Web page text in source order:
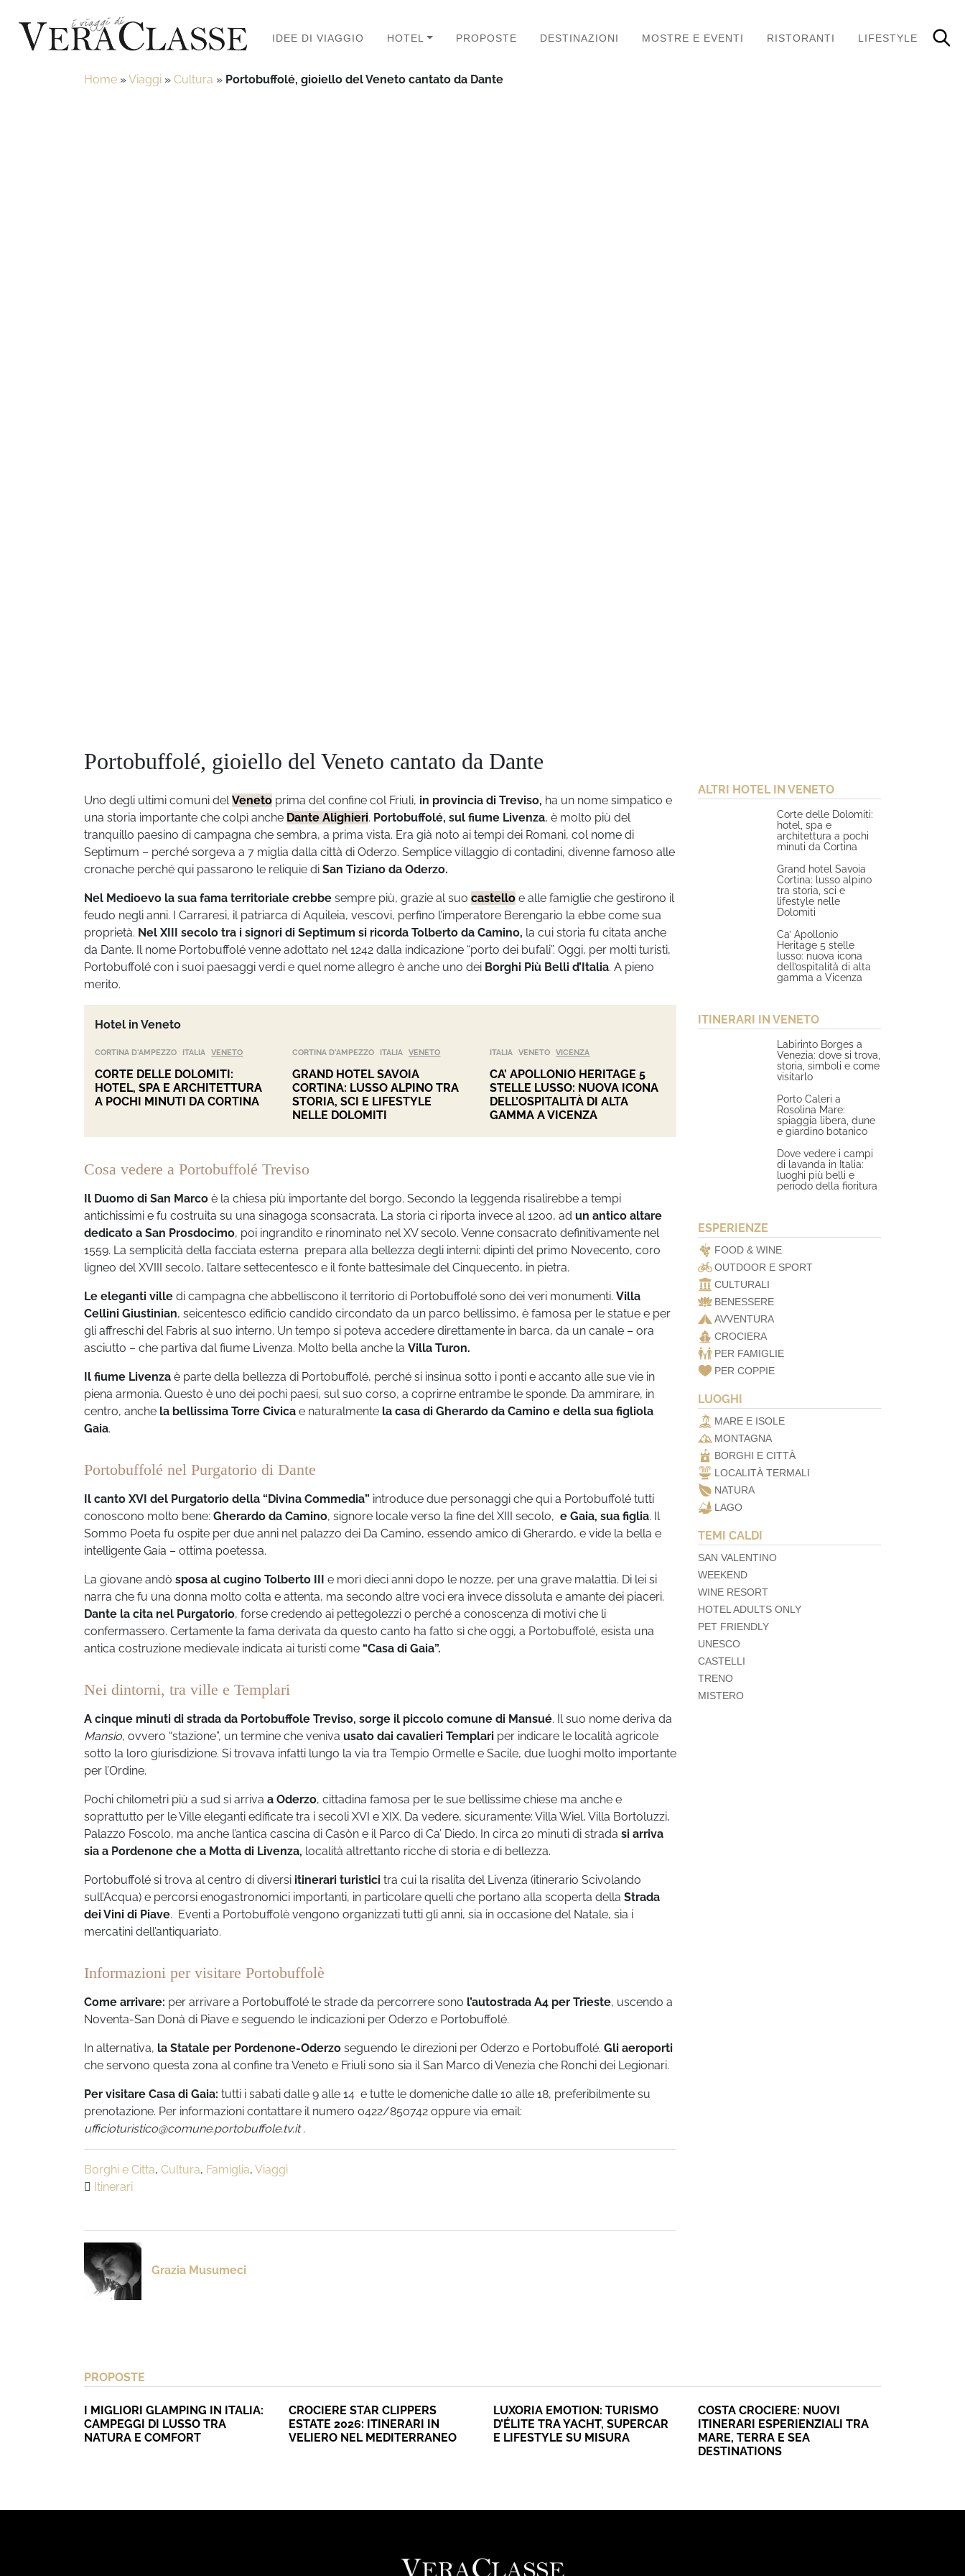
IDEE DI VIAGGIO HOTEL PROPOSTE DESTINAZIONI MOSTRE E EVENTI RISTORANTI LIFESTYLE
Home »Viaggi » Cultura » Portobuffolé, gioiello del Veneto cantato da Dante
Portobuffolé, gioiello del Veneto cantato da Dante
Uno degli ultimi comuni delVeneto prima del confine col Friuli, in provincia di Treviso, ha un nome simpatico e
una storia importante che colpì anche Dante Alighieri. Portobuffolé, sul fiume Livenza, è molto più del
tranquillo paesino di campagna che sembra, a prima vista. Era già noto ai tempi dei Romani, col nome di
Septimum – perché sorgeva a 7 miglia dalla città di Oderzo. Semplice villaggio di contadini, divenne famoso alle
cronache perché qui passarono le reliquie di San Tiziano da Oderzo.
Nel Medioevo la sua fama territoriale crebbe sempre più, grazie al suo castello e alle famiglie che gestirono il
feudo negli anni. I Carraresi, il patriarca di Aquileia, vescovi, perfino l’imperatore Berengario la ebbe come sua
proprietà. Nel XIII secolo tra i signori di Septimum si ricorda Tolberto da Camino, la cui storia fu citata anche
da Dante. Il nome Portobuffolé venne adottato nel 1242 dalla indicazione “porto dei bufali”. Oggi, per molti turisti,
Portobuffolé con i suoi paesaggi verdi e quel nome allegro è anche uno dei Borghi Più Belli d’Italia. A pieno
merito.
Hotel in Veneto
CORTINA D'AMPEZZO ITALIA VENETO
CORTE DELLE DOLOMITI:
HOTEL, SPA E ARCHITETTURA
A POCHI MINUTI DA CORTINA
CORTINA D'AMPEZZO ITALIA VENETO
GRAND HOTEL SAVOIA
CORTINA: LUSSO ALPINO TRA
STORIA, SCI E LIFESTYLE
NELLE DOLOMITI
ITALIA VENETO VICENZA
CA’ APOLLONIO HERITAGE 5
STELLE LUSSO: NUOVA ICONA
DELL’OSPITALITÀ DI ALTA
GAMMA A VICENZA
Cosa vedere a Portobuffolé Treviso
Il Duomo di San Marco è la chiesa più importante del borgo. Secondo la leggenda risalirebbe a tempi
antichissimi e fu costruita su una sinagoga sconsacrata. La storia ci riporta invece al 1200, ad un antico altare
dedicato a San Prosdocimo, poi ingrandito e rinominato nel XV secolo. Venne consacrato definitivamente nel
1559. La semplicità della facciata esterna prepara alla bellezza degli interni: dipinti del primo Novecento, coro
ligneo del XVIII secolo, l’altare settecentesco e il fonte battesimale del Cinquecento, in pietra.
Le eleganti ville di campagna che abbelliscono il territorio di Portobuffolé sono dei veri monumenti. Villa
Cellini Giustinian, seicentesco edificio candido circondato da un parco bellissimo, è famosa per le statue e per
gli affreschi del Fabris al suo interno. Un tempo si poteva accedere direttamente in barca, da un canale – ora
asciutto – che partiva dal fiume Livenza. Molto bella anche la Villa Turon.
Il fiume Livenza è parte della bellezza di Portobuffolé, perché si insinua sotto i ponti e accanto alle sue vie in
piena armonia. Questo è uno dei pochi paesi, sul suo corso, a coprirne entrambe le sponde. Da ammirare, in
centro, anche la bellissima Torre Civica e naturalmente la casa di Gherardo da Camino e della sua figliola
Gaia.
Portobuffolé nel Purgatorio di Dante
Il canto XVI del Purgatorio della “Divina Commedia” introduce due personaggi che qui a Portobuffolé tutti
conoscono molto bene: Gherardo da Camino, signore locale verso la fine del XIII secolo, e Gaia, sua figlia. Il
Sommo Poeta fu ospite per due anni nel palazzo dei Da Camino, essendo amico di Gherardo, e vide la bella e
intelligente Gaia – ottima poetessa.
La giovane andò sposa al cugino Tolberto III e morì dieci anni dopo le nozze, per una grave malattia. Di lei si
narra che fu una donna molto colta e attenta, ma secondo altre voci era invece dissoluta e amante dei piaceri.
Dante la cita nel Purgatorio, forse credendo ai pettegolezzi o perché a conoscenza di motivi che li
confermassero. Certamente la fama derivata da questo canto ha fatto sì che oggi, a Portobuffolé, esista una
antica costruzione medievale indicata ai turisti come “Casa di Gaia”.
Nei dintorni, tra ville e Templari
A cinque minuti di strada da Portobuffole Treviso, sorge il piccolo comune di Mansué. Il suo nome deriva da
Mansio, ovvero “stazione”, un termine che veniva usato dai cavalieri Templari per indicare le località agricole
sotto la loro giurisdizione. Si trovava infatti lungo la via tra Tempio Ormelle e Sacile, due luoghi molto importante
per l’Ordine.
Pochi chilometri più a sud si arriva a Oderzo, cittadina famosa per le sue bellissime chiese ma anche e
soprattutto per le Ville eleganti edificate tra i secoli XVI e XIX. Da vedere, sicuramente: Villa Wiel, Villa Bortoluzzi,
Palazzo Foscolo, ma anche l’antica cascina di Casòn e il Parco di Ca’ Diedo. In circa 20 minuti di strada si arriva
sia a Pordenone che a Motta di Livenza, località altrettanto ricche di storia e di bellezza.
Portobuffolé si trova al centro di diversi itinerari turistici tra cui la risalita del Livenza (itinerario Scivolando
sull’Acqua) e percorsi enogastronomici importanti, in particolare quelli che portano alla scoperta della Strada
dei Vini di Piave. Eventi a Portobuffolè vengono organizzati tutti gli anni, sia in occasione del Natale, sia i
mercatini dell’antiquariato.
Informazioni per visitare Portobuffolè
Come arrivare: per arrivare a Portobuffolé le strade da percorrere sono l’autostrada A4 per Trieste, uscendo a
Noventa-San Donà di Piave e seguendo le indicazioni per Oderzo e Portobuffolé.
In alternativa, la Statale per Pordenone-Oderzo seguendo le direzioni per Oderzo e Portobuffolé. Gli aeroporti
che servono questa zona al confine tra Veneto e Friuli sono sia il San Marco di Venezia che Ronchi dei Legionari.
Per visitare Casa di Gaia: tutti i sabati dalle 9 alle 14 e tutte le domeniche dalle 10 alle 18, preferibilmente su
prenotazione. Per informazioni contattare il numero 0422/850742 oppure via email:
ufficioturistico@comune.portobuffole.tv.it .
Borghi e Citta, Cultura, Famiglia, Viaggi
Itinerari
Grazia Musumeci
ALTRI HOTEL IN VENETO
Corte delle Dolomiti:
hotel, spa e
architettura a pochi
minuti da Cortina
Grand hotel Savoia
Cortina: lusso alpino
tra storia, sci e
lifestyle nelle
Dolomiti
Ca’ Apollonio
Heritage 5 stelle
lusso: nuova icona
dell’ospitalità di alta
gamma a Vicenza
ITINERARI IN VENETO
Labirinto Borges a
Venezia: dove si trova,
storia, simboli e come
visitarlo
Porto Caleri a
Rosolina Mare:
spiaggia libera, dune
e giardino botanico
Dove vedere i campi
di lavanda in Italia:
luoghi più belli e
periodo della fioritura
ESPERIENZE
FOOD & WINE
OUTDOOR E SPORT
CULTURALI
BENESSERE
AVVENTURA
CROCIERA
PER FAMIGLIE
PER COPPIE
LUOGHI
MARE E ISOLE
MONTAGNA
BORGHI E CITTÀ
LOCALITÀ TERMALI
NATURA
LAGO
TEMI CALDI
SAN VALENTINO
WEEKEND
WINE RESORT
HOTEL ADULTS ONLY
PET FRIENDLY
UNESCO
CASTELLI
TRENO
MISTERO
PROPOSTE
I MIGLIORI GLAMPING IN ITALIA:
CAMPEGGI DI LUSSO TRA
NATURA E COMFORT
CROCIERE STAR CLIPPERS
ESTATE 2026: ITINERARI IN
VELIERO NEL MEDITERRANEO
LUXORIA EMOTION: TURISMO
D’ÉLITE TRA YACHT, SUPERCAR
E LIFESTYLE SU MISURA
COSTA CROCIERE: NUOVI
ITINERARI ESPERIENZIALI TRA
MARE, TERRA E SEA
DESTINATIONS